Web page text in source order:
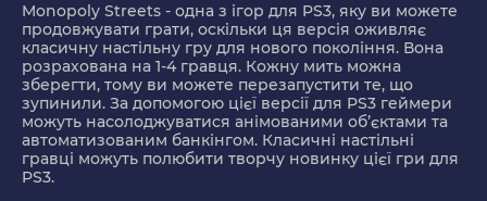
Monopoly Streets - одна з ігор для PS3, яку ви можете
продовжувати грати, оскільки ця версія оживляє
класичну настільну гру для нового покоління. Вона
розрахована на 1-4 гравця. Кожну мить можна
зберегти, тому ви можете перезапустити те, що
зупинили. За допомогою цієї версії для PS3 геймери
можуть насолоджуватися анімованими об’єктами та
автоматизованим банкінгом. Класичні настільні
гравці можуть полюбити творчу новинку цієї гри для
PS3.